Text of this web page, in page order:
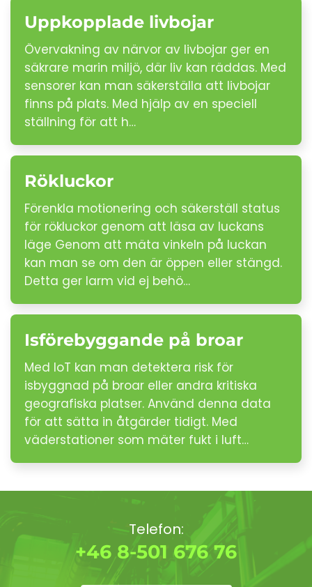
Uppkopplade livbojar
Övervakning av närvor av livbojar ger en
säkrare marin miljö, där liv kan räddas. Med
sensorer kan man säkerställa att livbojar
finns på plats. Med hjälp av en speciell
ställning för att h…
Rökluckor
Förenkla motionering och säkerställ status
för rökluckor genom att läsa av luckans
läge Genom att mäta vinkeln på luckan
kan man se om den är öppen eller stängd.
Detta ger larm vid ej behö…
Isförebyggande på broar
Med IoT kan man detektera risk för
isbyggnad på broar eller andra kritiska
geografiska platser. Använd denna data
för att sätta in åtgärder tidigt. Med
väderstationer som mäter fukt i luft…
Telefon:
+46 8-501 676 76